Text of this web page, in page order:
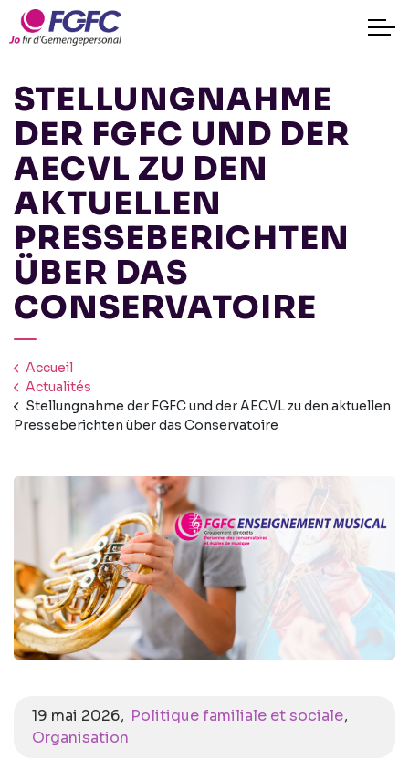
STELLUNGNAHME
DER FGFC UND DER
AECVL ZU DEN
AKTUELLEN
PRESSEBERICHTEN
ÜBER DAS
CONSERVATOIRE
Accueil
Actualités
Stellungnahme der FGFC und der AECVL zu den aktuellen
Presseberichten über das Conservatoire
19 mai 2026
Politique familiale et sociale
Organisation